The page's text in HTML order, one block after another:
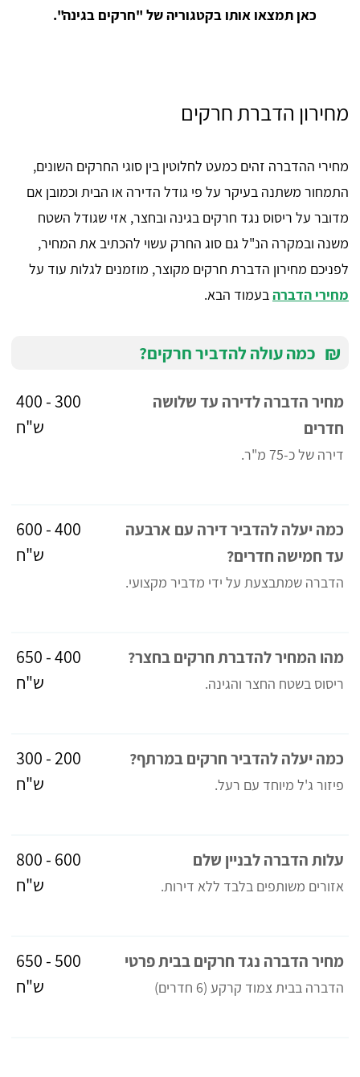
כאן תמצאו אותו בקטגוריה של "חרקים בגינה".
מחירון הדברת חרקים
מחירי ההדברה זהים כמעט לחלוטין בין סוגי החרקים השונים,
התמחור משתנה בעיקר על פי גודל הדירה או הבית וכמובן אם
מדובר על ריסוס נגד חרקים בגינה ובחצר, אזי שגודל השטח
משנה ובמקרה הנ"ל גם סוג החרק עשוי להכתיב את המחיר,
לפניכם מחירון הדברת חרקים מקוצר, מוזמנים לגלות עוד על
מחירי הדברהבעמוד הבא.
₪ כמה עולה להדביר חרקים?
מחיר הדברה לדירה עד שלושה
חדרים
דירה של כ-75 מ"ר.
300 - 400
ש"ח
כמה יעלה להדביר דירה עם ארבעה
עד חמישה חדרים?
הדברה שמתבצעת על ידי מדביר מקצועי.
400 - 600
ש"ח
מהו המחיר להדברת חרקים בחצר?
ריסוס בשטח החצר והגינה.
400 - 650
ש"ח
כמה יעלה להדביר חרקים במרתף?
פיזור ג'ל מיוחד עם רעל.
200 - 300
ש"ח
עלות הדברה לבניין שלם
אזורים משותפים בלבד ללא דירות.
600 - 800
ש"ח
מחיר הדברה נגד חרקים בבית פרטי
הדברה בבית צמוד קרקע (6 חדרים)
500 - 650
ש"ח